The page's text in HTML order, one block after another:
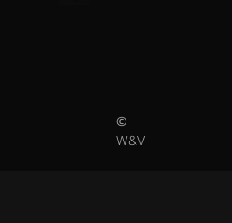
©
W&V